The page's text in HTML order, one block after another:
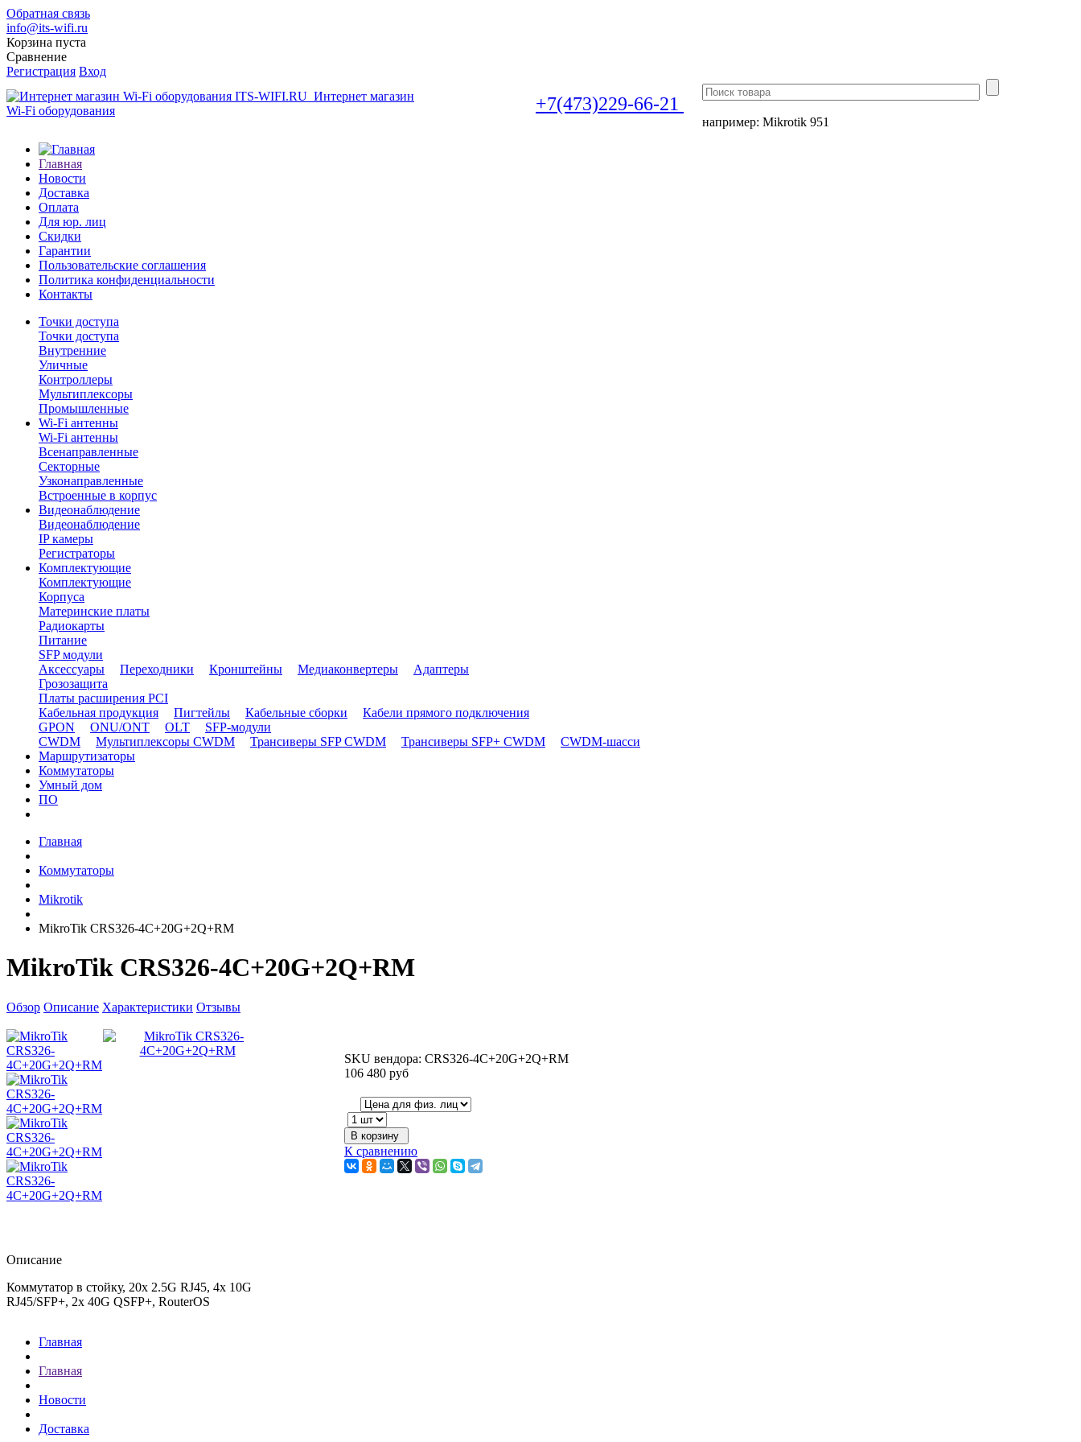
Обратная связь
info@its-wifi.ru
Корзина пуста
Сравнение
Регистрация Вход
Интернет магазин
Wi-Fi оборудования
+7(473)229-66-21
например: Mikrotik 951
Главная
Новости
Доставка
Оплата
Для юр. лиц
Скидки
Гарантии
Пользовательские соглашения
Политика конфиденциальности
Контакты
Точки доступа
Точки доступа
Внутренние
Уличные
Контроллеры
Мультиплексоры
Промышленные
Wi-Fi антенны
Wi-Fi антенны
Всенаправленные
Секторные
Узконаправленные
Встроенные в корпус
Видеонаблюдение
Видеонаблюдение
IP камеры
Регистраторы
Комплектующие
Комплектующие
Корпуса
Материнские платы
Радиокарты
Питание
SFP модули
Аксессуары
Переходники Кронштейны Медиаконвертеры
Адаптеры
Грозозащита
Платы расширения PCI
Кабельная продукция
Пигтейлы Кабельные сборки
Кабели прямого подключения
GPON
ONU/ONT OLT
SFP-модули
CWDM
Мультиплексоры CWDM Трансиверы SFP CWDM Трансиверы SFP+ CWDM
CWDM-шасси
Маршрутизаторы
Коммутаторы
Умный дом
ПО
Главная
Коммутаторы
Mikrotik
MikroTik CRS326-4C+20G+2Q+RM
MikroTik CRS326-4C+20G+2Q+RM
Обзор Описание Характеристики Отзывы
SKU вендора: CRS326-4C+20G+2Q+RM
106 480 руб
К сравнению
Описание
Коммутатор в стойку, 20х 2.5G RJ45, 4х 10G
RJ45/SFP+, 2х 40G QSFP+, RouterOS
Главная
Главная
Новости
Доставка